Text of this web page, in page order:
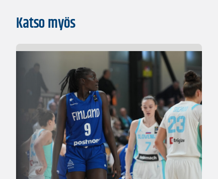
Katso myös